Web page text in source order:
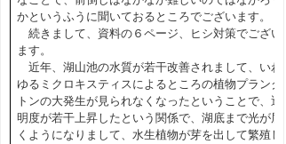
かというふうに聞いておるところでございます。
続きまして、資料の６ページ、ヒシ対策でござい
ます。
近年、湖山池の水質が若干改善されまして、いわ
ゆるミクロキスティスによるところの植物プランク
トンの大発生が見られなくなったということで、透
明度が若干上昇したという関係で、湖底まで光が届
くようになりまして、水生植物が芽を出して繁殖し